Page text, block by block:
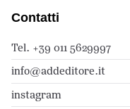
Contatti
Tel. +39 011 5629997
info@addeditore.it
instagram